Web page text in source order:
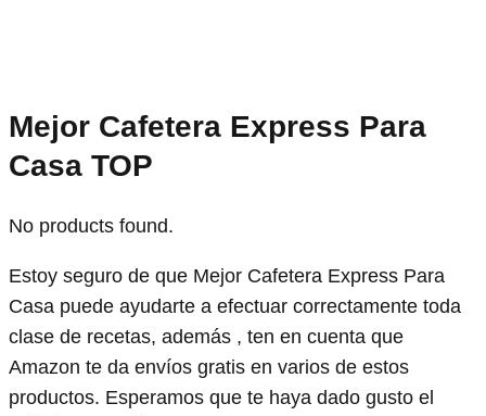
Mejor Cafetera Express Para
Casa TOP
No products found.
Estoy seguro de que Mejor Cafetera Express Para
Casa puede ayudarte a efectuar correctamente toda
clase de recetas, además , ten en cuenta que
Amazon te da envíos gratis en varios de estos
productos. Esperamos que te haya dado gusto el